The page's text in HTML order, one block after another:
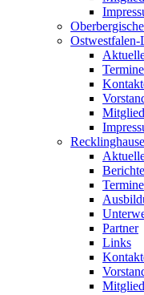
Ostwestfalen-
Termine
Berichte
Termine
Partner
Links